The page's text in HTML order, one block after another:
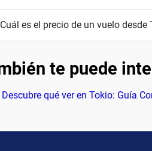
es el precio de un vuelo desde
te puede
Descubre qué ver en Tokio: Guía